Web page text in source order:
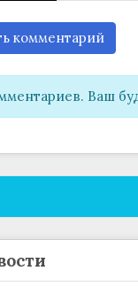
комментарий
Ваш